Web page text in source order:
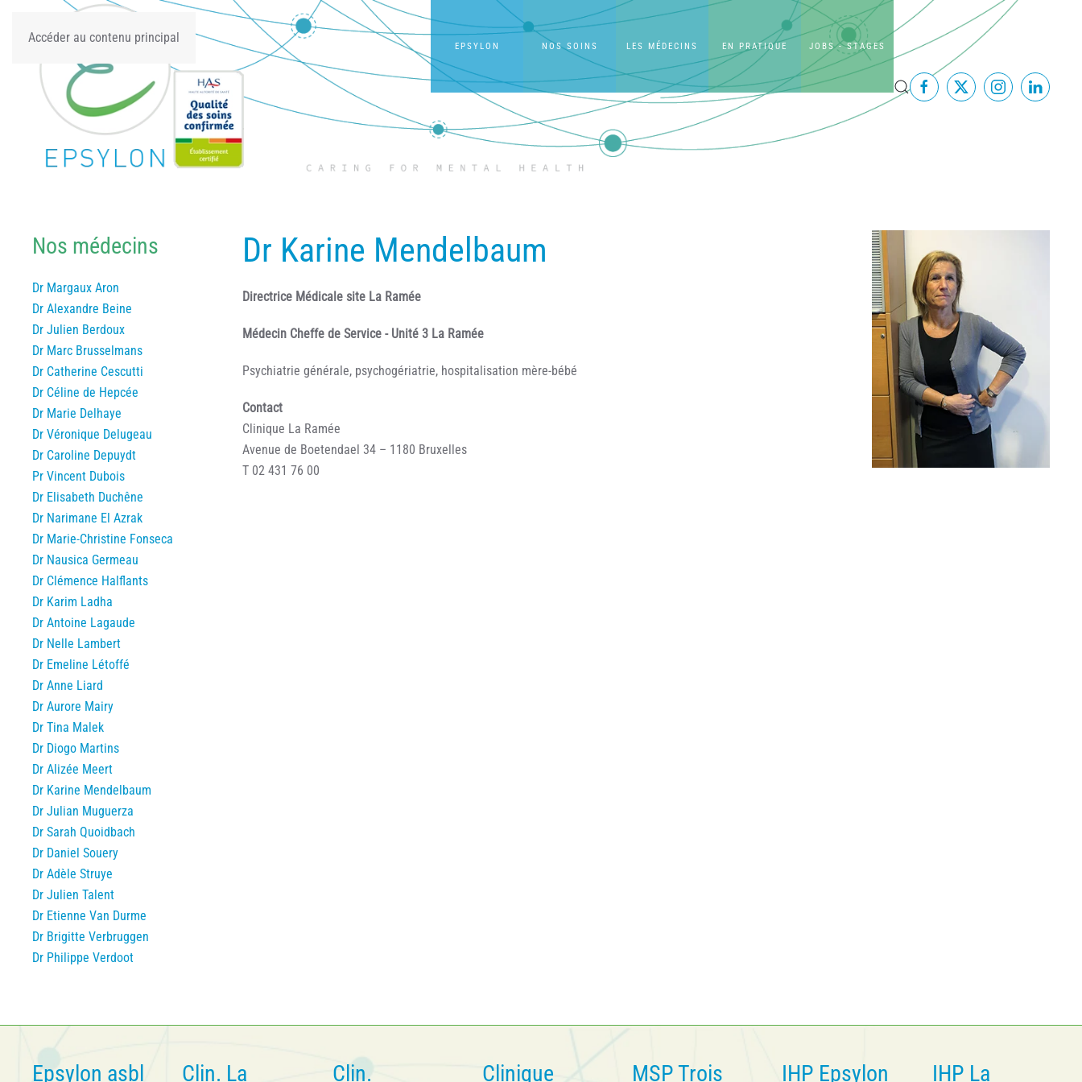
Accéder au contenu principal
EPSYLON NOS SOINS LES MÉDECINS EN PRATIQUE JOBS - STAGES
Nos médecins
Dr Margaux Aron
Dr Alexandre Beine
Dr Julien Berdoux
Dr Marc Brusselmans
Dr Catherine Cescutti
Dr Céline de Hepcée
Dr Marie Delhaye
Dr Véronique Delugeau
Dr Caroline Depuydt
Pr Vincent Dubois
Dr Elisabeth Duchêne
Dr Narimane El Azrak
Dr Marie-Christine Fonseca
Dr Nausica Germeau
Dr Clémence Halflants
Dr Karim Ladha
Dr Antoine Lagaude
Dr Nelle Lambert
Dr Emeline Létoffé
Dr Anne Liard
Dr Aurore Mairy
Dr Tina Malek
Dr Diogo Martins
Dr Alizée Meert
Dr Karine Mendelbaum
Dr Julian Muguerza
Dr Sarah Quoidbach
Dr Daniel Souery
Dr Adèle Struye
Dr Julien Talent
Dr Etienne Van Durme
Dr Brigitte Verbruggen
Dr Philippe Verdoot
Dr Karine Mendelbaum
Directrice Médicale site La Ramée
Médecin Cheffe de Service - Unité 3 La Ramée
Psychiatrie générale, psychogériatrie, hospitalisation mère-bébé
Contact
Clinique La Ramée
Avenue de Boetendael 34 – 1180 Bruxelles
T 02 431 76 00
Epsylon asbl Clin. La Clin. Clinique MSP Trois IHP Epsylon IHP La